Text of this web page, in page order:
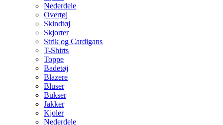
Nederdele
Overtøj
Skindtøj
Skjorter
Strik og Cardigans
T-Shirts
Toppe
Badetøj
Blazere
Bluser
Bukser
Jakker
Kjoler
Nederdele